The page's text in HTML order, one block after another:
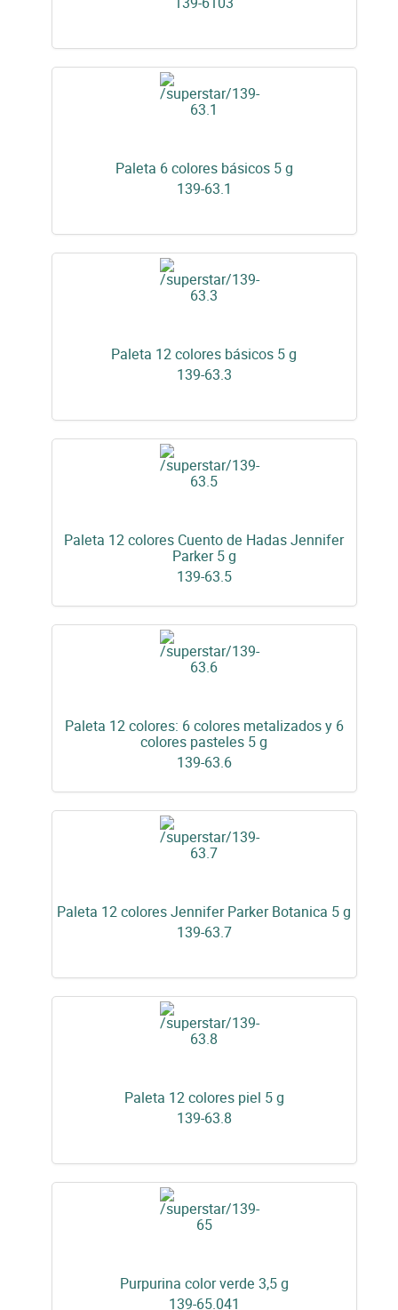
Paleta 6 colores básicos 5 g
139-63.1
Paleta 12 colores básicos 5 g
139-63.3
Paleta 12 colores Cuento de Hadas Jennifer
Parker 5 g
139-63.5
Paleta 12 colores: 6 colores metalizados y 6
colores pasteles 5 g
139-63.6
Paleta 12 colores Jennifer Parker Botanica 5 g
139-63.7
Paleta 12 colores piel 5 g
139-63.8
Purpurina color verde 3,5 g
139-65.041